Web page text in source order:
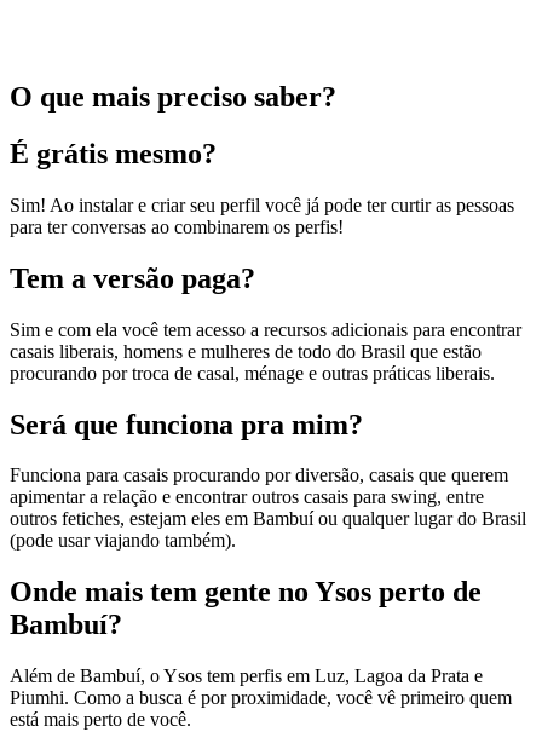
O que mais preciso saber?
É grátis mesmo?
Sim! Ao instalar e criar seu perfil você já pode ter curtir as pessoas
para ter conversas ao combinarem os perfis!
Tem a versão paga?
Sim e com ela você tem acesso a recursos adicionais para encontrar
casais liberais, homens e mulheres de todo do Brasil que estão
procurando por troca de casal, ménage e outras práticas liberais.
Será que funciona pra mim?
Funciona para casais procurando por diversão, casais que querem
apimentar a relação e encontrar outros casais para swing, entre
outros fetiches, estejam eles em Bambuí ou qualquer lugar do Brasil
(pode usar viajando também).
Onde mais tem gente no Ysos perto de
Bambuí?
Além de Bambuí, o Ysos tem perfis em Luz, Lagoa da Prata e
Piumhi. Como a busca é por proximidade, você vê primeiro quem
está mais perto de você.